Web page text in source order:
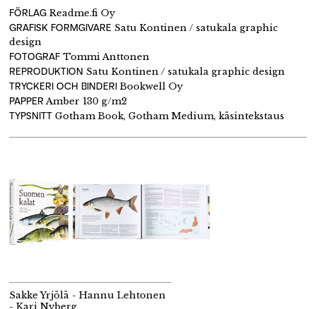
FÖRLAG Readme.fi Oy
GRAFISK FORMGIVARE Satu Kontinen / satukala graphic
design
FOTOGRAF Tommi Anttonen
REPRODUKTION Satu Kontinen / satukala graphic design
TRYCKERI OCH BINDERI Bookwell Oy
PAPPERAmber 130 g/m2
TYPSNITT Gotham Book, Gotham Medium, käsintekstaus
Sakke Yrjölä - Hannu Lehtonen
- Kari Nyberg